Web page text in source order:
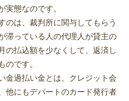
実態なのです。
のは、裁判所に関与してもらう
滞っている人の代理人が貸主の
の払込額を少なくして、返済し
のです。
金過払い金とは、クレジット会
他にもデパートのカード発行者